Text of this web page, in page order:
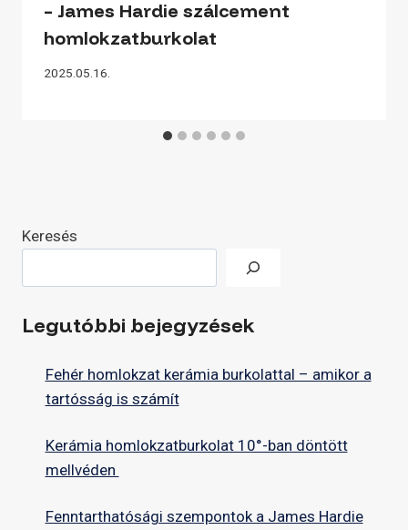
– James Hardie szálcement
homlokzatburkolat
2025.05.16.
Keresés
Legutóbbi bejegyzések
Fehér homlokzat kerámia burkolattal – amikor a
tartósság is számít
Kerámia homlokzatburkolat 10°-ban döntött
mellvéden
Fenntarthatósági szempontok a James Hardie